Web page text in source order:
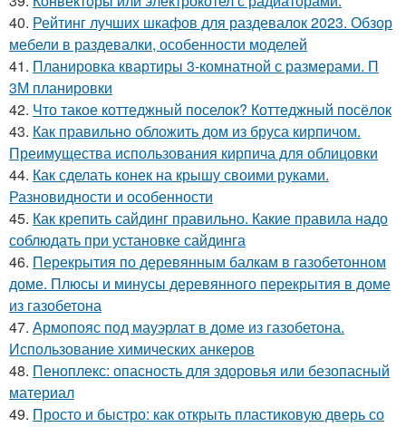
40. Рейтинг лучших шкафов для раздевалок 2023. Обзор
мебели в раздевалки, особенности моделей
41. Планировка квартиры 3-комнатной с размерами. П
3М планировки
42. Что такое коттеджный поселок? Коттеджный посёлок
43. Как правильно обложить дом из бруса кирпичом.
Преимущества использования кирпича для облицовки
44. Как сделать конек на крышу своими руками.
Разновидности и особенности
45. Как крепить сайдинг правильно. Какие правила надо
соблюдать при установке сайдинга
46. Перекрытия по деревянным балкам в газобетонном
доме. Плюсы и минусы деревянного перекрытия в доме
из газобетона
47. Армопояс под мауэрлат в доме из газобетона.
Использование химических анкеров
48. Пеноплекс: опасность для здоровья или безопасный
материал
49. Просто и быстро: как открыть пластиковую дверь со